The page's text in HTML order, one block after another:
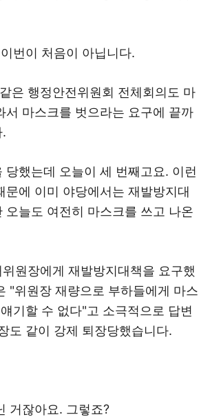
번이 처음이 아닙니다.
은 행정안전위원회 전체회의도 마
서 마스크를 벗으라는 요구에 끝까
당했는데 오늘이 세 번째고요. 이런
문에 이미 야당에서는 재발방지대
오늘도 여전히 마스크를 쓰고 나온
원장에게 재발방지대책을 요구했
"위원장 재량으로 부하들에게 마스
기할 수 없다"고 소극적으로 답변
도 같이 강제 퇴장당했습니다.
거잖아요. 그렇죠?